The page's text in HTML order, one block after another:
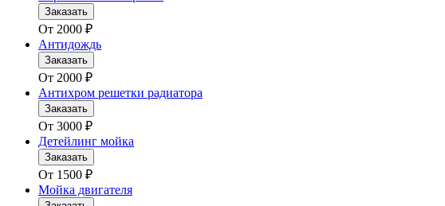
Заказать
От 2000 ₽
Антидождь
Заказать
От 2000 ₽
Антихром решетки радиатора
Заказать
От 3000 ₽
Детейлинг мойка
Заказать
От 1500 ₽
Мойка двигателя